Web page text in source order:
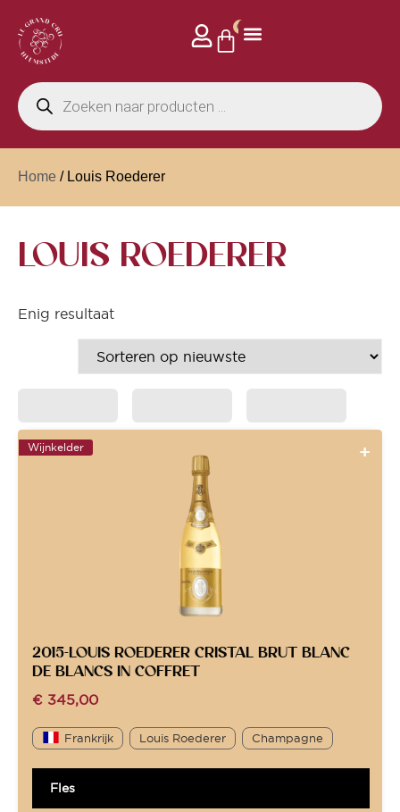
0
Home / Louis Roederer
LOUIS ROEDERER
Enig resultaat
Wijnkelder
2015-LOUIS ROEDERER CRISTAL BRUT BLANC
DE BLANCS IN COFFRET
€ 345,00
Frankrijk Louis Roederer Champagne
Fles